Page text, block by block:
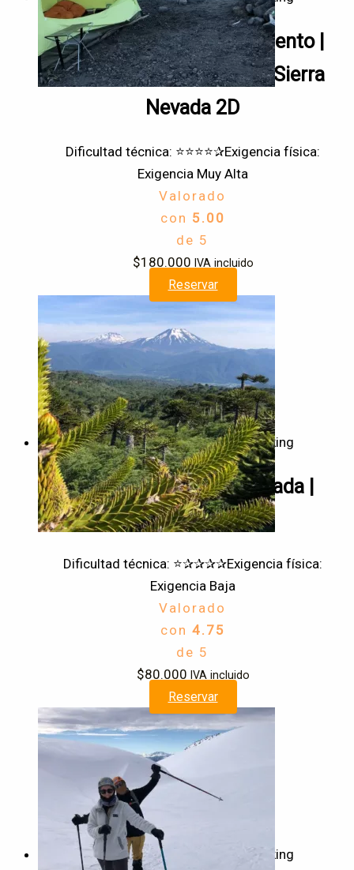
Experiencia de Campamento |
Laguna espejo y Glaciar Sierra
Nevada 2D
Dificultad técnica: ⭐⭐⭐⭐✰Exigencia física:
Exigencia Muy Alta
Valorado
con 5.00
de 5
$180.000 IVA incluido
Reservar
Trekking
Tour Volcán Sierra Nevada |
Trekking
Dificultad técnica: ⭐✰✰✰✰Exigencia física:
Exigencia Baja
Valorado
con 4.75
de 5
$80.000 IVA incluido
Reservar
Trekking